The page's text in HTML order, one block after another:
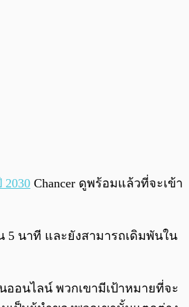
Chancer ดูพร้อมแล้วที่จะเข้า
5 นาที และยังสามารถเดิมพันใน
อนไลน์ พวกเขามีเป้าหมายที่จะ